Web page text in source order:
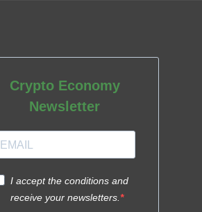
Crypto Economy
Newsletter
I accept the conditions and
receive your newsletters.